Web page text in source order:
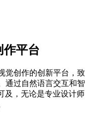
平台
觉创作的创新平台，致
通过自然语言交互和智
及，无论是专业设计师